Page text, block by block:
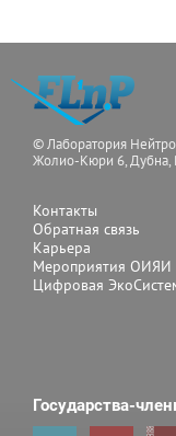
© Лаборатория
Жолио-Кюри 6, Дубна,
Контакты
Обратная связь
Карьера
Мероприятия ОИЯИ
Цифровая
Государства-